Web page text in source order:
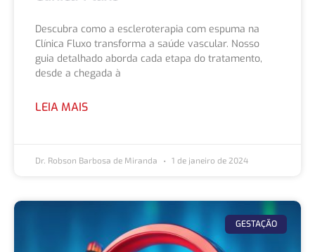
Descubra como a escleroterapia com espuma na
Clínica Fluxo transforma a saúde vascular. Nosso
guia detalhado aborda cada etapa do tratamento,
desde a chegada à
LEIA MAIS
Dr. Robson Barbosa de Miranda 1 de janeiro de 2024
GESTAÇÃO